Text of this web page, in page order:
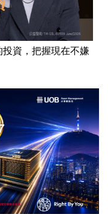
資，把握現在不嫌